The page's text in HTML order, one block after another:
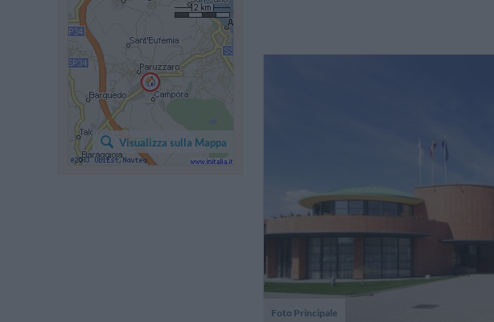
Foto Principale
notre séjour dans votre hôtel,
Visualizza sulla Mappa